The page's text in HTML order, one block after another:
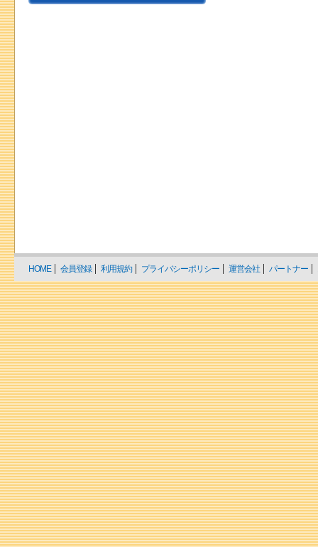
HOME 会員登録 利用規約 プライバシーポリシー 運営会社 パートナー